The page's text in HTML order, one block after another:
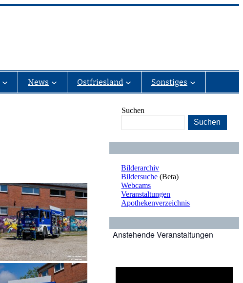
News Ostfriesland Sonstiges
Suchen
Suchen
Bilderarchiv
Bildersuche (Beta)
Webcams
Veranstaltungen
Apothekenverzeichnis
Anstehende Veranstaltungen